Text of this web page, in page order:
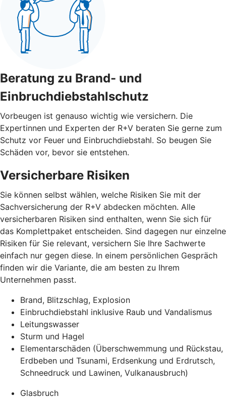
Beratung zu Brand- und
Einbruchdiebstahlschutz
Vorbeugen ist genauso wichtig wie versichern. Die
Expertinnen und Experten der R+V beraten Sie gerne zum
Schutz vor Feuer und Einbruchdiebstahl. So beugen Sie
Schäden vor, bevor sie entstehen.
Versicherbare Risiken
Sie können selbst wählen, welche Risiken Sie mit der
Sachversicherung der R+V abdecken möchten. Alle
versicherbaren Risiken sind enthalten, wenn Sie sich für
das Komplettpaket entscheiden. Sind dagegen nur einzelne
Risiken für Sie relevant, versichern Sie Ihre Sachwerte
einfach nur gegen diese. In einem persönlichen Gespräch
finden wir die Variante, die am besten zu Ihrem
Unternehmen passt.
Brand, Blitzschlag, Explosion
Einbruchdiebstahl inklusive Raub und Vandalismus
Leitungswasser
Sturm und Hagel
Elementarschäden (Überschwemmung und Rückstau,
Erdbeben und Tsunami, Erdsenkung und Erdrutsch,
Schneedruck und Lawinen, Vulkanausbruch)
Glasbruch